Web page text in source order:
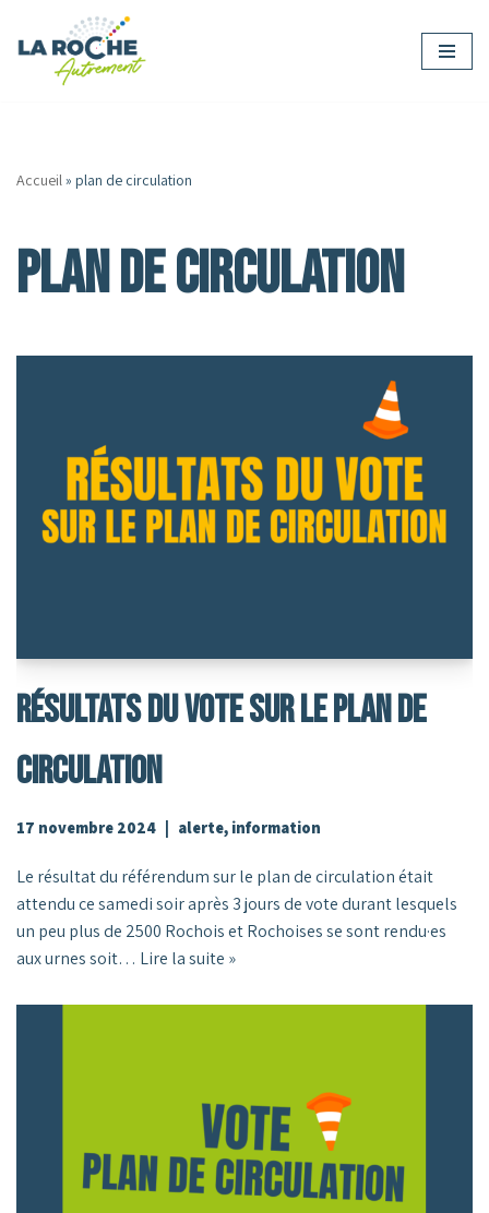
Aller
Accueil» plan de circulation
plan de circulation
Résultats Du Vote Sur Le Plan De
Circulation
17 novembre 2024 alerte, information
Le résultat du référendum sur le plan de circulation était
attendu ce samedi soir après 3 jours de vote durant lesquels
un peu plus de 2500 Rochois et Rochoises se sont rendu·es
aux urnes soit… Lire la suite »